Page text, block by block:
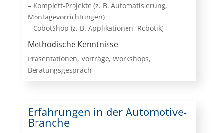
– Komplett-Projekte (z. B. Automatisierung,
Montagevorrichtungen)
– CobotShop (z. B. Applikationen, Robotik)
Methodische Kenntnisse
Präsentationen, Vorträge, Workshops,
Beratungsgespräch
Erfahrungen in der Automotive-
Branche